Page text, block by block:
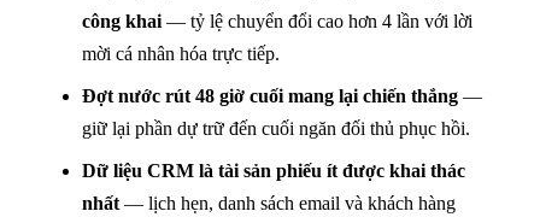
công khai — tỷ lệ chuyển đổi cao hơn 4 lần với lời
mời cá nhân hóa trực tiếp.
Đợt nước rút 48 giờ cuối mang lại chiến thắng —
giữ lại phần dự trữ đến cuối ngăn đối thủ phục hồi.
Dữ liệu CRM là tài sản phiếu ít được khai thác
nhất — lịch hẹn, danh sách email và khách hàng